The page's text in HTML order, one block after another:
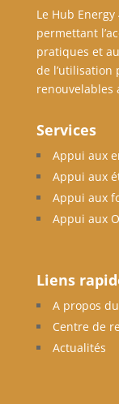
Le Hub
permettant
pratiques et
de l’utilisation
renouvelables
Services
Appui aux
Appui aux
Appui aux
Appui aux
Liens
A propos
Centre de
Actualités